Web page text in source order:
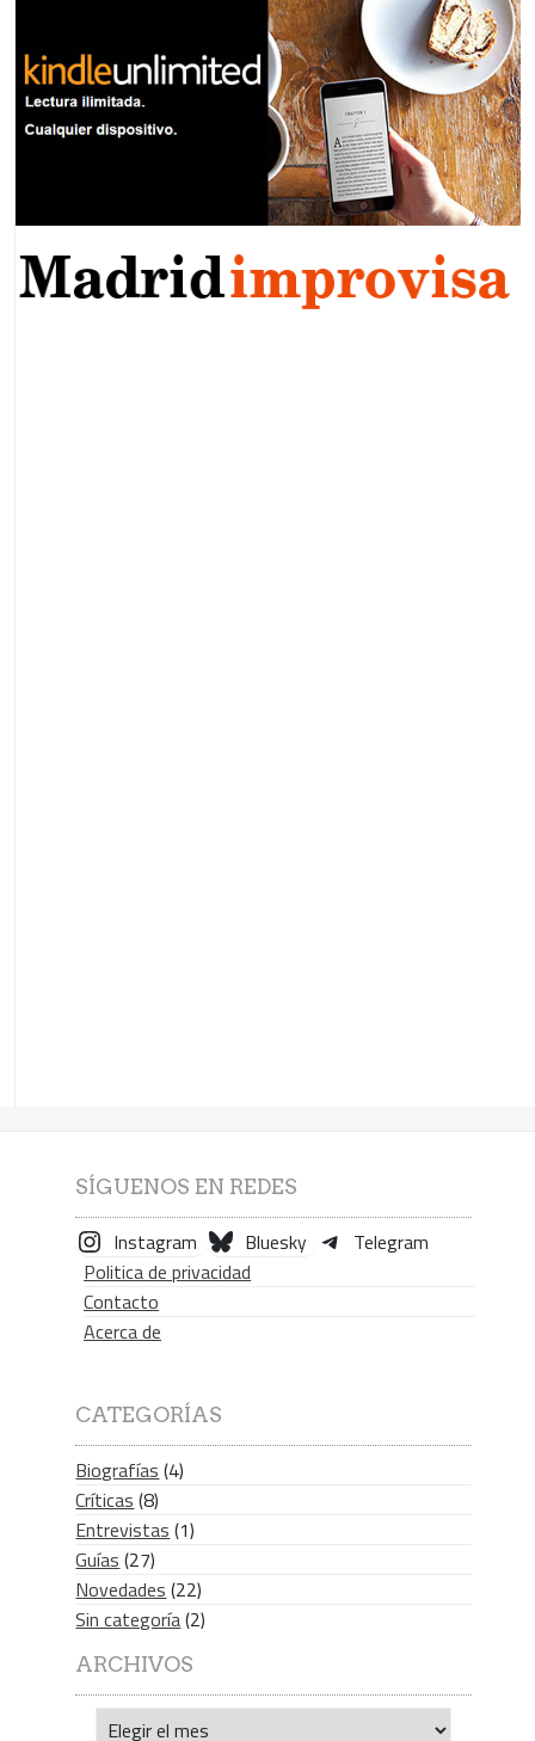
SÍGUENOS EN REDES
Instagram Bluesky
Telegram
Politica de privacidad
Contacto
Acerca de
CATEGORÍAS
Biografías (4)
Críticas (8)
Entrevistas (1)
Guías (27)
Novedades (22)
Sin categoría(2)
ARCHIVOS
Archivos